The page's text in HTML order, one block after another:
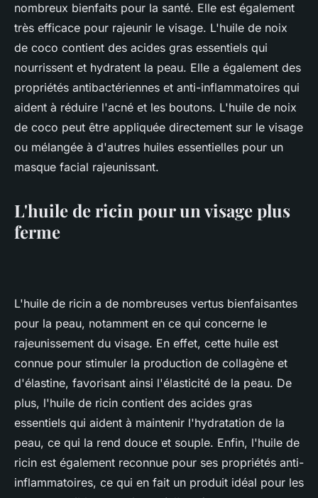
nombreux bienfaits pour la santé. Elle est également
très efficace pour rajeunir le visage. L'huile de noix
de coco contient des acides gras essentiels qui
nourrissent et hydratent la peau. Elle a également des
propriétés antibactériennes et anti-inflammatoires qui
aident à réduire l'acné et les boutons. L'huile de noix
de coco peut être appliquée directement sur le visage
ou mélangée à d'autres huiles essentielles pour un
masque facial rajeunissant.
L'huile de ricin pour un visage plus
ferme
L'huile de ricin a de nombreuses vertus bienfaisantes
pour la peau, notamment en ce qui concerne le
rajeunissement du visage. En effet, cette huile est
connue pour stimuler la production de collagène et
d'élastine, favorisant ainsi l'élasticité de la peau. De
plus, l'huile de ricin contient des acides gras
essentiels qui aident à maintenir l'hydratation de la
peau, ce qui la rend douce et souple. Enfin, l'huile de
ricin est également reconnue pour ses propriétés anti-
inflammatoires, ce qui en fait un produit idéal pour les